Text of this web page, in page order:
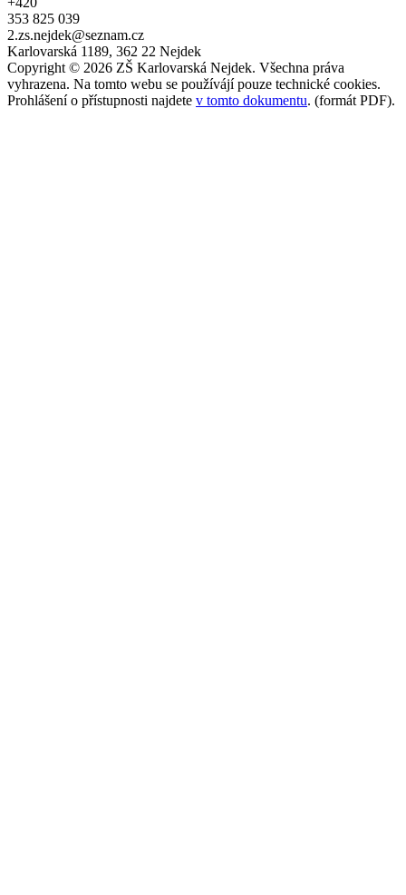
353 825 039
2.zs.nejdek@seznam.cz
Karlovarská 1189, 362 22 Nejdek
Copyright © 2026 ZŠ Karlovarská Nejdek. Všechna práva
vyhrazena. Na tomto webu se používájí pouze technické cookies.
Prohlášení o přístupnosti najdete v tomto dokumentu. (formát PDF).